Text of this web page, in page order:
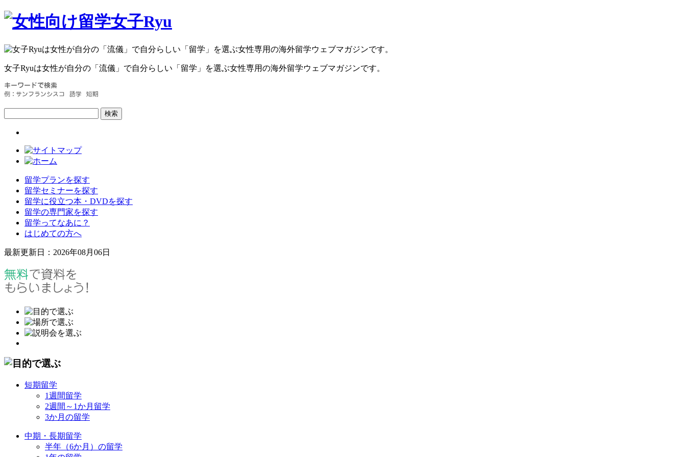
女子Ryuは女性が自分の 「流儀」 で自分らしい 「留学」 を選ぶ女性専用の海外留学ウェブマガジンです。
検索
留学プランを探す
留学セミナーを探す
留学に役立つ本・DVDを探す
留学の専門家を探す
留学ってなあに？
はじめての方へ
最新更新日：2026年08月06日
短期留学
1週間留学
2週間～1か月留学
3か月の留学
中期・長期留学
半年（6か月）の留学